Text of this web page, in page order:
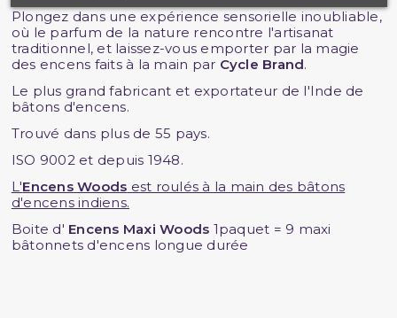
Plongez dans une expérience sensorielle inoubliable,
où le parfum de la nature rencontre l'artisanat
traditionnel, et laissez-vous emporter par la magie
des encens faits à la main par Cycle Brand.
Le plus grand fabricant et exportateur de l'Inde de
bâtons d'encens.
Trouvé dans plus de 55 pays.
ISO 9002 et depuis 1948.
L'Encens Woods est roulés à la main des bâtons
d'encens indiens.
Boite d' Encens Maxi Woods 1paquet = 9 maxi
bâtonnets d'encens longue durée